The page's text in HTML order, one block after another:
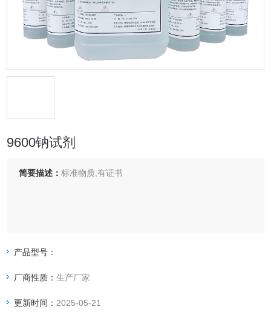
9600钠试剂
简要描述：标准物质,有证书
产品型号：
厂商性质：生产厂家
更新时间： 2025-05-21